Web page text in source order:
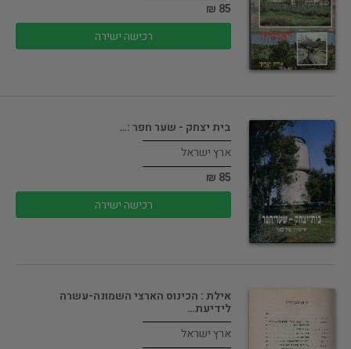
85 ₪
רכישה ישירה
בית יצחק - שער חפר :…
ארץ ישראל
85 ₪
רכישה ישירה
אילת : הכינוס הארצי השמונה-עשרה
לידיעת…
ארץ ישראל